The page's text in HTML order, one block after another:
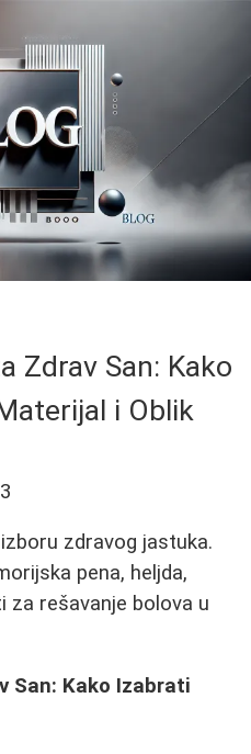
Zdrav San: Kako
i Oblik
zdravog jastuka.
pena, heljda,
za rešavanje bolova u
San: Kako Izabrati